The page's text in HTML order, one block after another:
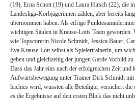
(19), Erna Schott (19) und Laura Hirsch (22), die
Landesliga-Korbjägerinnen zählen, aber bereits
übernommen haben. Als eifrige
wichtigen Säulen in Krause-Lotts Team geworden.
wie Topscorerin Nicole Schmidt, Jessica Bauer,
Eva Krause-Lott selbst als Spielertrainerin, um
geben und gleichzeitig der jungen Garde Vorbild zu
Dass das Jahr eins nach der erfolgreichen Zeit und
Aufwärtsbewegung unter Trainer Dirk Schmidt
leichtes wird, wussten alle Beteiligte, versichert
es die Ergebnisse auf den ersten Blick das nicht